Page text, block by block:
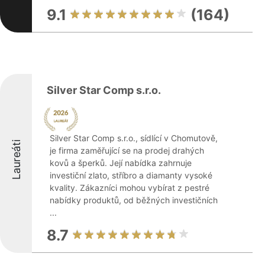
9.1 (164)
Laureáti
Silver Star Comp s.r.o.
Silver Star Comp s.r.o., sídlící v Chomutově,
je firma zaměřující se na prodej drahých
kovů a šperků. Její nabídka zahrnuje
investiční zlato, stříbro a diamanty vysoké
kvality. Zákazníci mohou vybírat z pestré
nabídky produktů, od běžných investičních
...
8.7